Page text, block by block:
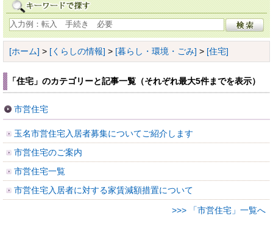
[ホーム] > [くらしの情報] > [暮らし・環境・ごみ] > [住宅]
「住宅」のカテゴリーと記事一覧（それぞれ最大5件までを表示）
市営住宅
玉名市営住宅入居者募集についてご紹介します
市営住宅のご案内
市営住宅一覧
市営住宅入居者に対する家賃減額措置について
>>> 「市営住宅」一覧へ